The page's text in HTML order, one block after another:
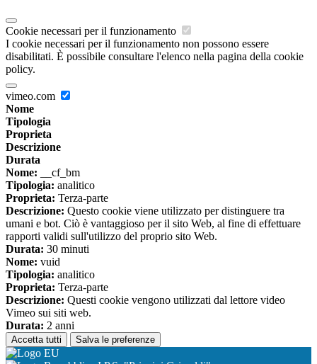
Cookie necessari per il funzionamento
I cookie necessari per il funzionamento non possono essere
disabilitati. È possibile consultare l'elenco nella pagina della cookie
policy.
vimeo.com
Nome
Tipologia
Proprieta
Descrizione
Durata
Nome: __cf_bm
Tipologia: analitico
Proprieta: Terza-parte
Descrizione: Questo cookie viene utilizzato per distinguere tra
umani e bot. Ciò è vantaggioso per il sito Web, al fine di effettuare
rapporti validi sull'utilizzo del proprio sito Web.
Durata: 30 minuti
Nome: vuid
Tipologia: analitico
Proprieta: Terza-parte
Descrizione: Questi cookie vengono utilizzati dal lettore video
Vimeo sui siti web.
Durata: 2 anni
Accetta tutti Salva le preferenze